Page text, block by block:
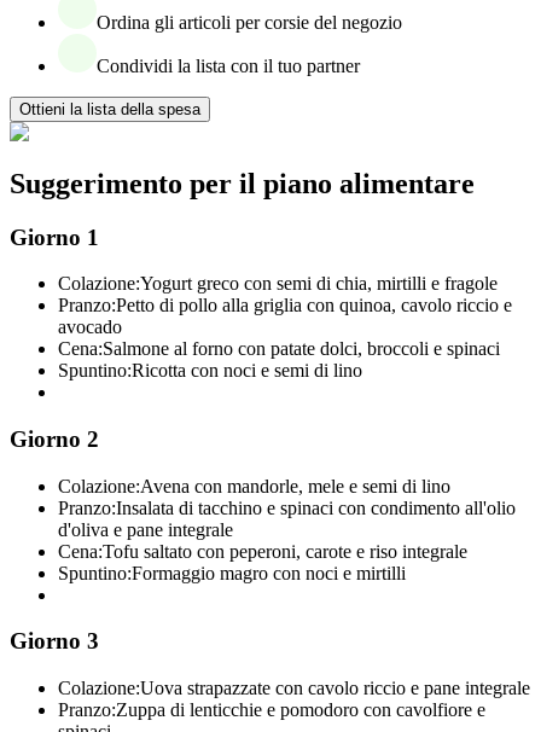
Ordina gli articoli per corsie del negozio
Condividi la lista con il tuo partner
Ottieni la lista della spesa
Suggerimento per il piano alimentare
Giorno 1
Colazione:Yogurt greco con semi di chia, mirtilli e fragole
Pranzo:Petto di pollo alla griglia con quinoa, cavolo riccio e
avocado
Cena:Salmone al forno con patate dolci, broccoli e spinaci
Spuntino:Ricotta con noci e semi di lino
Giorno 2
Colazione:Avena con mandorle, mele e semi di lino
Pranzo:Insalata di tacchino e spinaci con condimento all'olio
d'oliva e pane integrale
Cena:Tofu saltato con peperoni, carote e riso integrale
Spuntino:Formaggio magro con noci e mirtilli
Giorno 3
Colazione:Uova strapazzate con cavolo riccio e pane integrale
Pranzo:Zuppa di lenticchie e pomodoro con cavolfiore e